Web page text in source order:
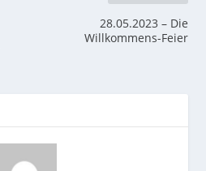
28.05.2023 – Die
Willkommens-Feier